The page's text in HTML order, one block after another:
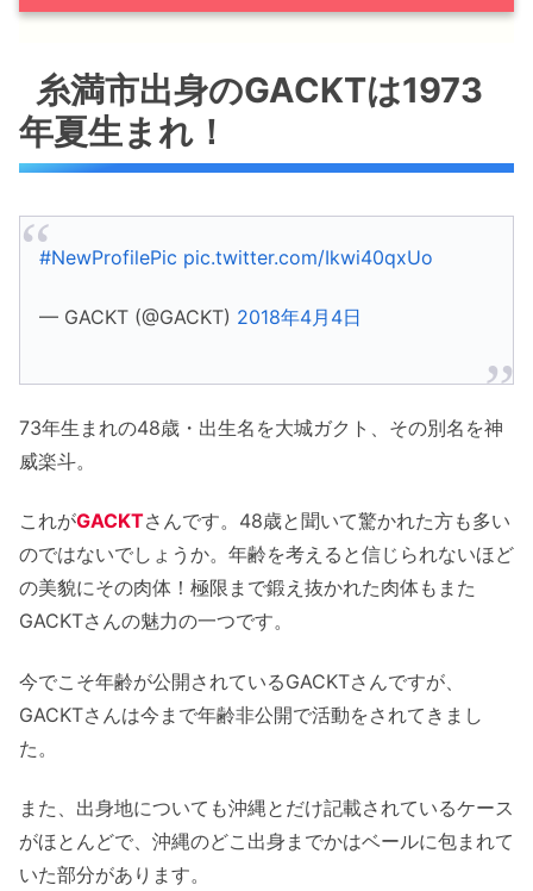
最近のGACKTは実業家に転身？展開中のビジ
ネスは？
プチ情報：GACKTが話せる外国語は？
GACKT 無期限の活動休止を発表
糸満市出身のGACKTは1973
年夏生まれ！
#NewProfilePic pic.twitter.com/Ikwi40qxUo
— GACKT (@GACKT) 2018年4月4日
73年生まれの48歳・出生名を大城ガクト、その別名を神
威楽斗。
これがGACKTさんです。48歳と聞いて驚かれた方も多い
のではないでしょうか。年齢を考えると信じられないほど
の美貌にその肉体！極限まで鍛え抜かれた肉体もまた
GACKTさんの魅力の一つです。
今でこそ年齢が公開されているGACKTさんですが、
GACKTさんは今まで年齢非公開で活動をされてきまし
た。
また、出身地についても沖縄とだけ記載されているケース
がほとんどで、沖縄のどこ出身までかはベールに包まれて
いた部分があります。